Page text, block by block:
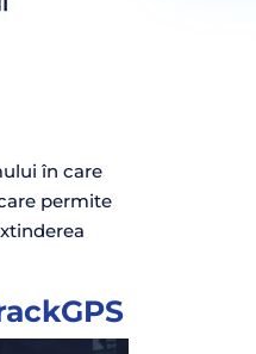
în care
permite